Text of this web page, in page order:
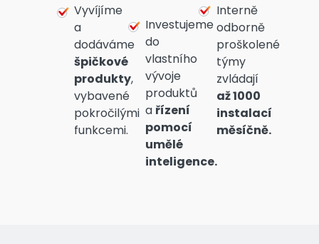
Vyvíjíme
a
dodáváme
špičkové
produkty,
vybavené
pokročilými
funkcemi.
Investujeme
do
vlastního
vývoje
produktů
a řízení
pomocí
umělé
inteligence.
Interně
odborně
proškolené
týmy
zvládají
až 1000
instalací
měsíčně.